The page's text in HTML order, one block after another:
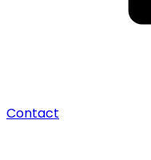
Contact